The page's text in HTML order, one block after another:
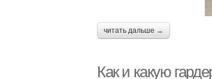
читать дальше →
Как и какую